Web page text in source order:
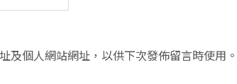
及個人網站網址，以供下次發佈留言時使用。